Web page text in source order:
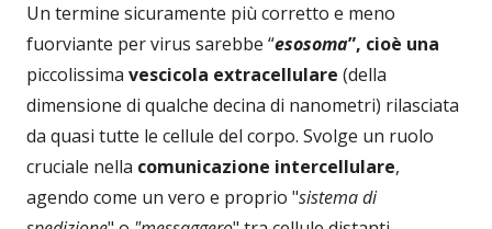
Un termine sicuramente più corretto e meno
fuorviante per virus sarebbe “esosoma”, cioè una
piccolissima vescicola extracellulare (della
dimensione di qualche decina di nanometri) rilasciata
da quasi tutte le cellule del corpo. Svolge un ruolo
cruciale nella comunicazione intercellulare,
agendo come un vero e proprio "sistema di